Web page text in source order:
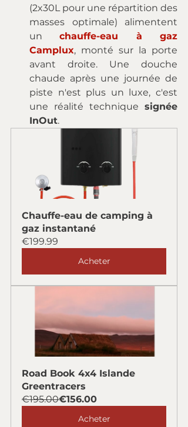
(2x30L pour une répartition des
masses optimale) alimentent
un chauffe-eau à gaz
Camplux, monté sur la porte
avant droite. Une douche
chaude après une journée de
piste n'est plus un luxe, c'est
une réalité technique signée
InOut.
Chauffe-eau de camping à
gaz instantané
€199.99
Acheter
Road Book 4x4 Islande
Greentracers
€195.00€156.00
Acheter